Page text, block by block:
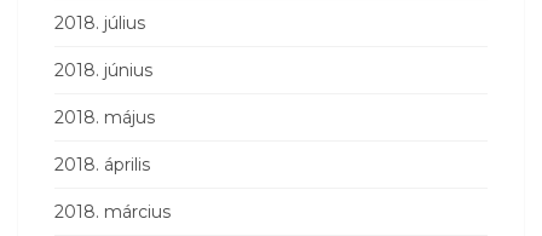
2018. július
2018. június
2018. május
2018. április
2018. március